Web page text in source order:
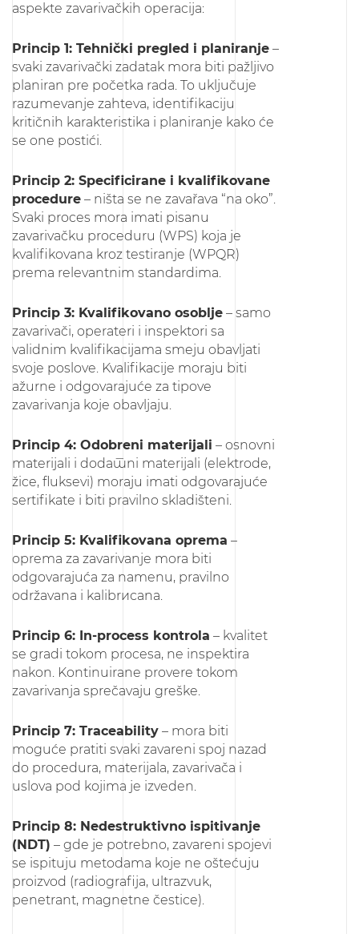
aspekte zavarivačkih operacija:
Princip 1: Tehnički pregled i planiranje –
svaki zavarivački zadatak mora biti pažljivo
planiran pre početka rada. To uključuje
razumevanje zahteva, identifikaciju
kritičnih karakteristika i planiranje kako će
se one postići.
Princip 2: Specificirane i kvalifikovane
procedure – ništa se ne zavařava “na oko”.
Svaki proces mora imati pisanu
zavarivačku proceduru (WPS) koja je
kvalifikovana kroz testiranje (WPQR)
prema relevantnim standardima.
Princip 3: Kvalifikovano osoblje – samo
zavarivači, operateri i inspektori sa
validnim kvalifikacijama smeju obavljati
svoje poslove. Kvalifikacije moraju biti
ažurne i odgovarajuće za tipove
zavarivanja koje obavljaju.
Princip 4: Odobreni materijali – osnovni
materijali i dodатni materijali (elektrode,
žice, fluksevi) moraju imati odgovarajuće
sertifikate i biti pravilno skladišteni.
Princip 5: Kvalifikovana oprema –
oprema za zavarivanje mora biti
odgovarajuća za namenu, pravilno
održavana i kalibrисana.
Princip 6: In-process kontrola – kvalitet
se gradi tokom procesa, ne inspektira
nakon. Kontinuirane provere tokom
zavarivanja sprečavaju greške.
Princip 7: Traceability – mora biti
moguće pratiti svaki zavareni spoj nazad
do procedura, materijala, zavarivača i
uslova pod kojima je izveden.
Princip 8: Nedestruktivno ispitivanje
(NDT) – gde je potrebno, zavareni spojevi
se ispituju metodama koje ne oštećuju
proizvod (radiografija, ultrazvuk,
penetrant, magnetne čestice).